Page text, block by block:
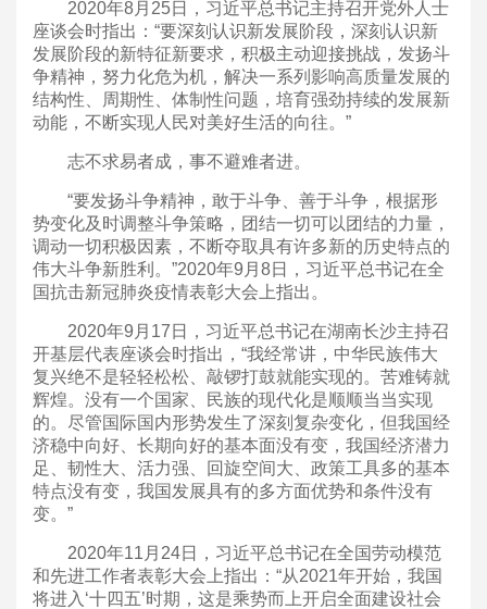
2020年8月25日，习近平总书记主持召开党外人士
座谈会时指出：“要深刻认识新发展阶段，深刻认识新
发展阶段的新特征新要求，积极主动迎接挑战，发扬斗
争精神，努力化危为机，解决一系列影响高质量发展的
结构性、周期性、体制性问题，培育强劲持续的发展新
动能，不断实现人民对美好生活的向往。”
志不求易者成，事不避难者进。
“要发扬斗争精神，敢于斗争、善于斗争，根据形
势变化及时调整斗争策略，团结一切可以团结的力量，
调动一切积极因素，不断夺取具有许多新的历史特点的
伟大斗争新胜利。”2020年9月8日，习近平总书记在全
国抗击新冠肺炎疫情表彰大会上指出。
2020年9月17日，习近平总书记在湖南长沙主持召
开基层代表座谈会时指出，“我经常讲，中华民族伟大
复兴绝不是轻轻松松、敲锣打鼓就能实现的。苦难铸就
辉煌。没有一个国家、民族的现代化是顺顺当当实现
的。尽管国际国内形势发生了深刻复杂变化，但我国经
济稳中向好、长期向好的基本面没有变，我国经济潜力
足、韧性大、活力强、回旋空间大、政策工具多的基本
特点没有变，我国发展具有的多方面优势和条件没有
变。”
2020年11月24日，习近平总书记在全国劳动模范
和先进工作者表彰大会上指出：“从2021年开始，我国
将进入‘十四五’时期，这是乘势而上开启全面建设社会